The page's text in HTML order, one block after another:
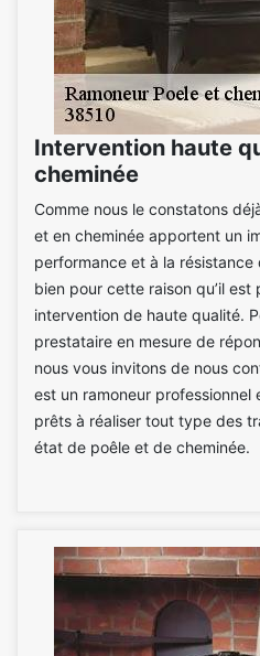
Intervention haute
cheminée
Comme nous le constatons
et en cheminée apportent un
performance et à la résistance
bien pour cette raison qu’il
intervention de haute qualité.
prestataire en mesure de
nous vous invitons de nous
est un ramoneur professionnel
prêts à réaliser tout type des
état de poêle et de cheminée.